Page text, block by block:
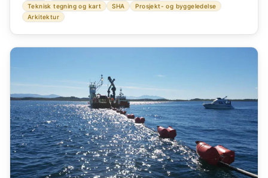
Teknisk tegning og kart
SHA
Prosjekt- og byggeledelse
Arkitektur